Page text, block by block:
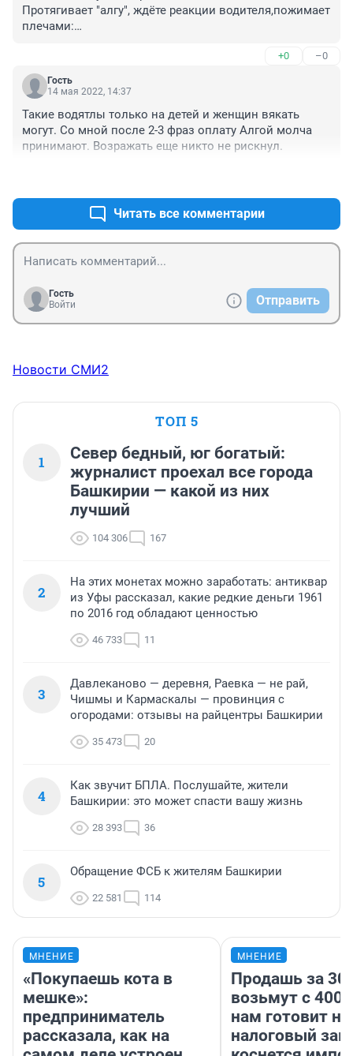
частные маршруты 228,229. Совсем обнаглели .
Протягивает "алгу", ждёте реакции водителя,пожимает
плечами:
А матом покрыть я и сам умею,сам водитель.
+0 –0
Гость
14 мая 2022, 14:37
Такие водятлы только на детей и женщин вякать
могут. Со мной после 2-3 фраз оплату Алгой молча
принимают. Возражать еще никто не рискнул.
Читать все комментарии
Гость
Войти
Отправить
Новости СМИ2
ТОП 5
1
Север бедный, юг богатый:
журналист проехал все города
Башкирии — какой из них
лучший
104 306 167
2
На этих монетах можно заработать: антиквар
из Уфы рассказал, какие редкие деньги 1961
по 2016 год обладают ценностью
46 733 11
3
Давлеканово — деревня, Раевка — не рай,
Чишмы и Кармаскалы — провинция с
огородами: отзывы на райцентры Башкирии
35 473 20
4
Как звучит БПЛА. Послушайте, жители
Башкирии: это может спасти вашу жизнь
28 393 36
5
Обращение ФСБ к жителям Башкирии
22 581 114
МНЕНИЕ
«Покупаешь кота в
мешке»:
предприниматель
рассказала, как на
МНЕНИЕ
Продашь за
возьмут с
нам готовит
налоговый